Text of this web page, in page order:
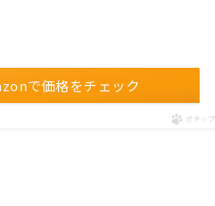
で価格をチェック
ポチップ